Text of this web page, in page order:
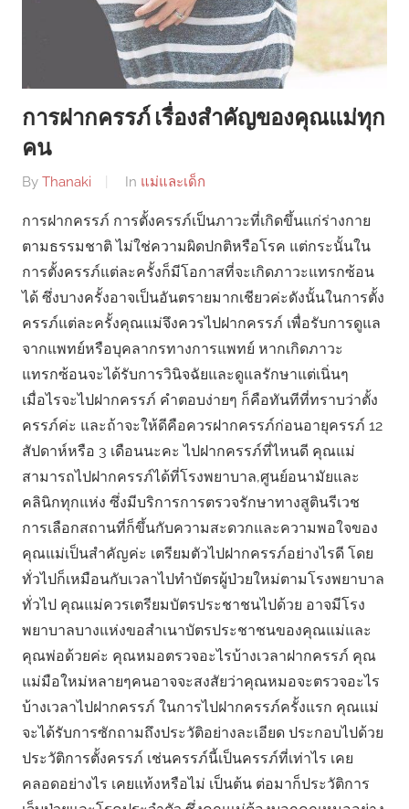
การฝากครรภ์ เรื่องสำคัญของคุณแม่ทุก
คน
By Thanaki In แม่และเด็ก
การฝากครรภ์ การตั้งครรภ์เป็นภาวะที่เกิดขึ้นแก่ร่างกาย
ตามธรรมชาติ ไม่ใช่ความผิดปกติหรือโรค แต่กระนั้นใน
การตั้งครรภ์แต่ละครั้งก็มีโอกาสที่จะเกิดภาวะแทรกซ้อน
ได้ ซึ่งบางครั้งอาจเป็นอันตรายมากเชียวค่ะดังนั้นในการตั้ง
ครรภ์แต่ละครั้งคุณแม่จึงควรไปฝากครรภ์ เพื่อรับการดูแล
จากแพทย์หรือบุคลากรทางการแพทย์ หากเกิดภาวะ
แทรกซ้อนจะได้รับการวินิจฉัยและดูแลรักษาแต่เนิ่นๆ
เมื่อไรจะไปฝากครรภ์ คำตอบง่ายๆ ก็คือทันทีที่ทราบว่าตั้ง
ครรภ์ค่ะ และถ้าจะให้ดีคือควรฝากครรภ์ก่อนอายุครรภ์ 12
สัปดาห์หรือ 3 เดือนนะคะ ไปฝากครรภ์ที่ไหนดี คุณแม่
สามารถไปฝากครรภ์ได้ที่โรงพยาบาล,ศูนย์อนามัยและ
คลินิกทุกแห่ง ซึ่งมีบริการการตรวจรักษาทางสูตินรีเวช
การเลือกสถานที่ก็ขึ้นกับความสะดวกและความพอใจของ
คุณแม่เป็นสำคัญค่ะ เตรียมตัวไปฝากครรภ์อย่างไรดี โดย
ทั่วไปก็เหมือนกับเวลาไปทำบัตรผู้ป่วยใหม่ตามโรงพยาบาล
ทั่วไป คุณแม่ควรเตรียมบัตรประชาชนไปด้วย อาจมีโรง
พยาบาลบางแห่งขอสำเนาบัตรประชาชนของคุณแม่และ
คุณพ่อด้วยค่ะ คุณหมอตรวจอะไรบ้างเวลาฝากครรภ์ คุณ
แม่มือใหม่หลายๆคนอาจจะสงสัยว่าคุณหมอจะตรวจอะไร
บ้างเวลาไปฝากครรภ์ ในการไปฝากครรภ์ครั้งแรก คุณแม่
จะได้รับการซักถามถึงประวัติอย่างละเอียด ประกอบไปด้วย
ประวัติการตั้งครรภ์ เช่นครรภ์นี้เป็นครรภ์ที่เท่าไร เคย
คลอดอย่างไร เคยแท้งหรือไม่ เป็นต้น ต่อมาก็ประวัติการ